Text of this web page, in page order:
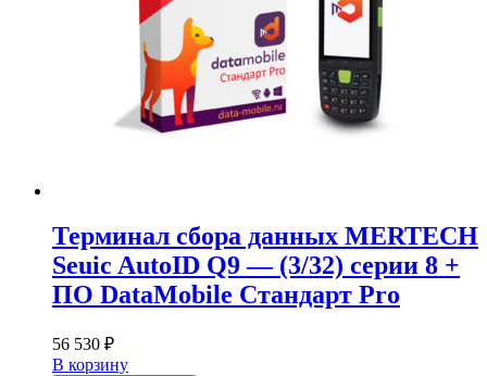
Терминал сбора данных MERTECH
Seuic AutoID Q9 — (3/32) серии 8 +
ПО DataMobile Стандарт Pro
56 530 ₽
В корзину